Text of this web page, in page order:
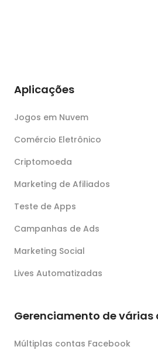
Aplicações
Jogos em Nuvem
Comércio Eletrônico
Criptomoeda
Marketing de Afiliados
Teste de Apps
Campanhas de Ads
Marketing Social
Lives Automatizadas
Gerenciamento de várias
Múltiplas contas Facebook